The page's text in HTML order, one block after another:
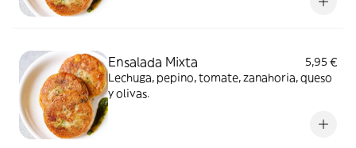
Ensalada Mixta
5,95 €
Lechuga, pepino, tomate, zanahoria, queso
y olivas.